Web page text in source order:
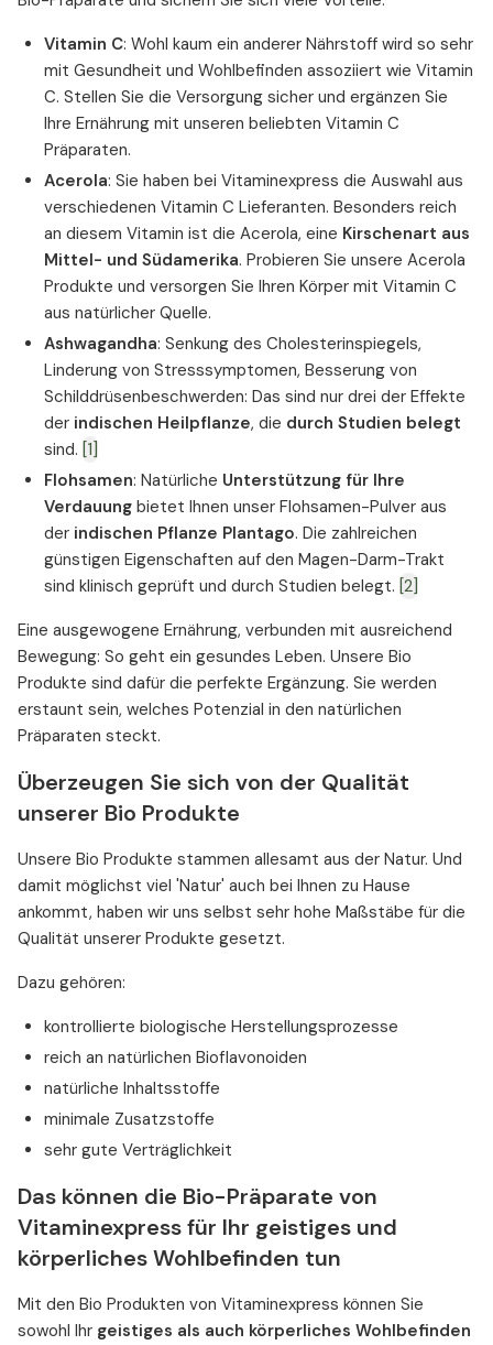
Vitamin C: Wohl kaum ein anderer Nährstoff wird so sehr
mit Gesundheit und Wohlbefinden assoziiert wie Vitamin
C. Stellen Sie die Versorgung sicher und ergänzen Sie
Ihre Ernährung mit unseren beliebten Vitamin C
Präparaten.
Acerola: Sie haben bei Vitaminexpress die Auswahl aus
verschiedenen Vitamin C Lieferanten. Besonders reich
an diesem Vitamin ist die Acerola, eine Kirschenart aus
Mittel- und Südamerika. Probieren Sie unsere Acerola
Produkte und versorgen Sie Ihren Körper mit Vitamin C
aus natürlicher Quelle.
Ashwagandha: Senkung des Cholesterinspiegels,
Linderung von Stresssymptomen, Besserung von
Schilddrüsenbeschwerden: Das sind nur drei der Effekte
der indischen Heilpflanze, die durch Studien belegt
sind. [1]
Flohsamen: Natürliche Unterstützung für Ihre
Verdauung bietet Ihnen unser Flohsamen-Pulver aus
der indischen Pflanze Plantago. Die zahlreichen
günstigen Eigenschaften auf den Magen-Darm-Trakt
sind klinisch geprüft und durch Studien belegt. [2]
Eine ausgewogene Ernährung, verbunden mit ausreichend
Bewegung: So geht ein gesundes Leben. Unsere Bio
Produkte sind dafür die perfekte Ergänzung. Sie werden
erstaunt sein, welches Potenzial in den natürlichen
Präparaten steckt.
Überzeugen Sie sich von der Qualität
unserer Bio Produkte
Unsere Bio Produkte stammen allesamt aus der Natur. Und
damit möglichst viel 'Natur' auch bei Ihnen zu Hause
ankommt, haben wir uns selbst sehr hohe Maßstäbe für die
Qualität unserer Produkte gesetzt.
Dazu gehören:
kontrollierte biologische Herstellungsprozesse
reich an natürlichen Bioflavonoiden
natürliche Inhaltsstoffe
minimale Zusatzstoffe
sehr gute Verträglichkeit
Das können die Bio-Präparate von
Vitaminexpress für Ihr geistiges und
körperliches Wohlbefinden tun
Mit den Bio Produkten von Vitaminexpress können Sie
sowohl Ihr geistiges als auch körperliches Wohlbefinden